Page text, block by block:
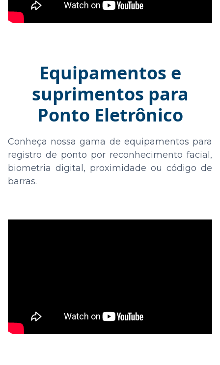
Equipamentos e
suprimentos para
Ponto Eletrônico
Conheça nossa gama de equipamentos para
registro de ponto por reconhecimento facial,
biometria digital, proximidade ou código de
barras.